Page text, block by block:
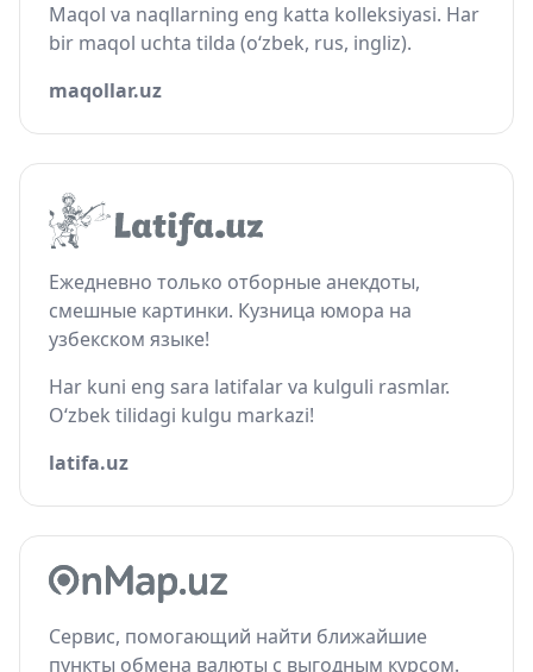
Maqol va naqllarning eng katta kolleksiyasi. Har
bir maqol uchta tilda (o‘zbek, rus, ingliz).
maqollar.uz
Ежедневно только отборные анекдоты,
смешные картинки. Кузница юмора на
узбекском языке!
Har kuni eng sara latifalar va kulguli rasmlar.
O‘zbek tilidagi kulgu markazi!
latifa.uz
Сервис, помогающий найти ближайшие
пункты обмена валюты с выгодным курсом.